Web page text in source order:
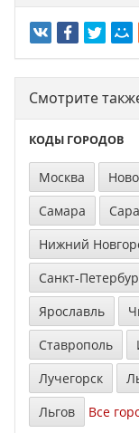
Смотрите
КОДЫ ГОРОДОВ
Москва
Самара
Нижний
Санкт-
Ярославль
Ставрополь
Лучегорск
Льгов
Все